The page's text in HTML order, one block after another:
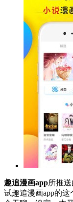
趣追漫画app所推
试趣追漫画app的